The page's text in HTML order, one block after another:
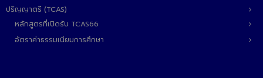
ปริญญาตรี (TCAS)
หลักสูตรที่เปิดรับ TCAS66
อัตราค่าธรรมเนียมการศึกษา